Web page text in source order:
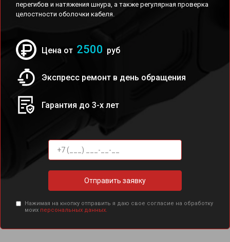
перегибов и натяжения шнура, а также регулярная проверка
целостности оболочки кабеля.
Цена от 2500 руб
Экспресс ремонт в день обращения
Гарантия до 3-х лет
Отправить заявку
Нажимая на кнопку отправить я даю свое согласие на обработку
моих персональных данных.